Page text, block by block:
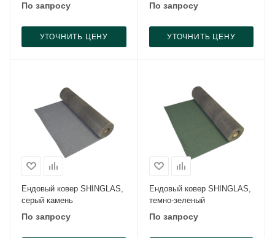
По запросу
УТОЧНИТЬ ЦЕНУ
По запросу
УТОЧНИТЬ ЦЕНУ
Ендовый ковер SHINGLAS,
серый камень
По запросу
Ендовый ковер SHINGLAS,
темно-зеленый
По запросу